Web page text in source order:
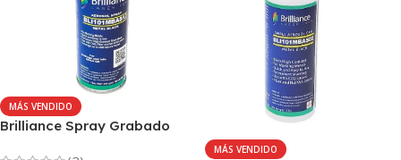
MÁS VENDIDO
Brilliance Spray Grabado
MÁS VENDIDO